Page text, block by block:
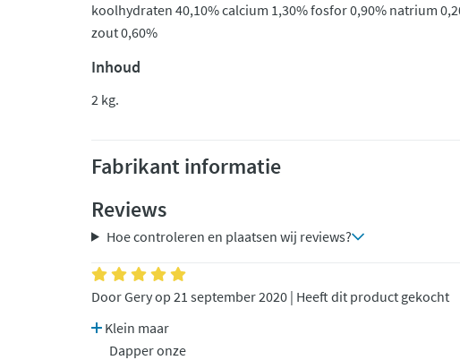
koolhydraten 40,10% calcium 1,30% fosfor 0,90% natrium
zout 0,60%
Inhoud
2 kg.
Fabrikant informatie
Reviews
Hoe controleren en plaatsen wij reviews?
Door Gery op 21 september 2020 | Heeft dit product gekocht
Klein maar
Dapper onze